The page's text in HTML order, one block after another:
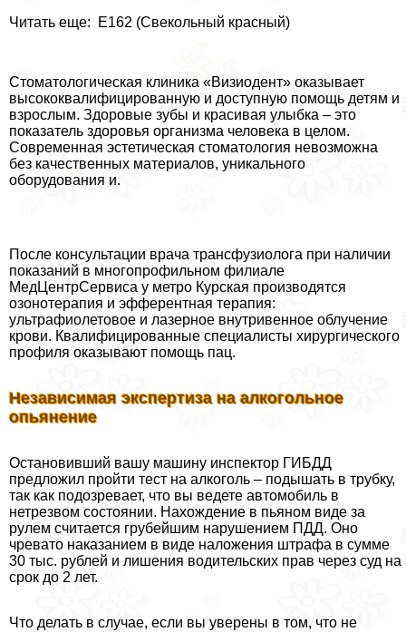
Читать еще: E162 (Свекольный красный)
Стоматологическая клиника «Визиодент» оказывает
высококвалифицированную и доступную помощь детям и
взрослым. Здоровые зубы и красивая улыбка – это
показатель здоровья организма человека в целом.
Современная эстетическая стоматология невозможна
без качественных материалов, уникального
оборудования и.
После консультации врача трaнcфузиолога при наличии
показаний в многопрофильном филиале
МедЦентрСервиса у метро Курская производятся
озонотерапия и эфферентная терапия:
ультрафиолетовое и лазерное внутривенное облучение
крови. Квалифицированные специалисты хирургического
профиля оказывают помощь пац.
Независимая экспертиза на алкогольное
опьянение
Остановивший вашу машину инспектор ГИБДД
предложил пройти тест на алкоголь – подышать в трубку,
так как подозревает, что вы ведете автомобиль в
нетрезвом состоянии. Нахождение в пьяном виде за
рулем считается грубейшим нарушением ПДД. Оно
чревато наказанием в виде наложения штрафа в сумме
30 тыс. рублей и лишения водительских прав через суд на
срок до 2 лет.
Что делать в случае, если вы уверены в том, что не